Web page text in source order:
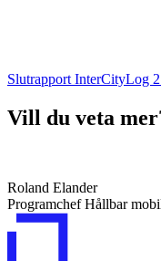
Slutrapport InterCityLog 2
Vill du veta
Roland Elander
Programchef Hållbar